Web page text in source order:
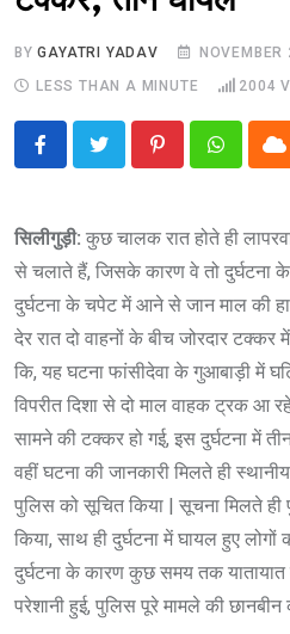
BYGAYATRI YADAV
LESS THAN A MINUTE
2004
PinterestWhatsapp
सिलीगुड़ी: कुछ चालक रात होते ही
से चलाते हैं, जिसके कारण वे तो दुर्घटना
दुर्घटना के चपेट में आने से जान माल की
देर रात दो वाहनों के बीच जोरदार टक्कर
कि, यह घटना फांसीदेवा के गुआबाड़ी में
विपरीत दिशा से दो माल वाहक ट्रक
सामने की टक्कर हो गई, इस दुर्घटना में
वहीं घटना की जानकारी मिलते ही
पुलिस को सूचित किया | सूचना मिलते
किया, साथ ही दुर्घटना में घायल हुए
दुर्घटना के कारण कुछ समय तक यातायात
परेशानी हुई, पुलिस पूरे मामले की छानबीन